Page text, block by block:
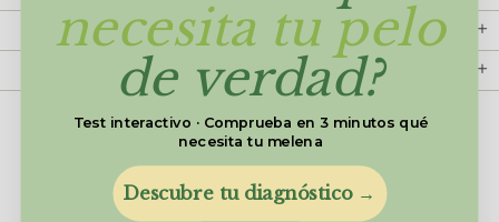
DETALLES
CUIDADOS
necesita tu pelo
de verdad?
Test interactivo · Comprueba en 3 minutos qué
necesita tu melena
Descubre tu diagnóstico →